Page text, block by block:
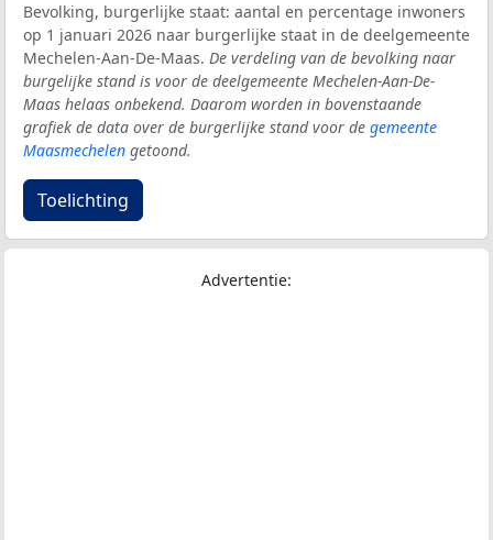
Bevolking, burgerlijke staat: aantal en percentage inwoners
op 1 januari 2026 naar burgerlijke staat in de deelgemeente
Mechelen-Aan-De-Maas. De verdeling van de bevolking naar
burgelijke stand is voor de deelgemeente Mechelen-Aan-De-
Maas helaas onbekend. Daarom worden in bovenstaande
grafiek de data over de burgerlijke stand voor de gemeente
Maasmechelen getoond.
Toelichting
Advertentie: